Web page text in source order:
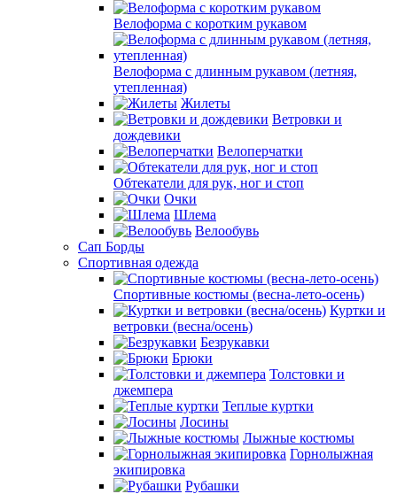
Велоформа с коротким рукавом
Велоформа с длинным рукавом (летняя,
утепленная)
Жилеты
Ветровки и
дождевики
Велоперчатки
Обтекатели для рук, ног и стоп
Очки
Шлема
Велообувь
Сап Борды
Спортивная одежда
Спортивные костюмы (весна-лето-осень)
Куртки и
ветровки (весна/осень)
Безрукавки
Брюки
Толстовки и
джемпера
Теплые куртки
Лосины
Лыжные костюмы
Горнолыжная
экипировка
Рубашки